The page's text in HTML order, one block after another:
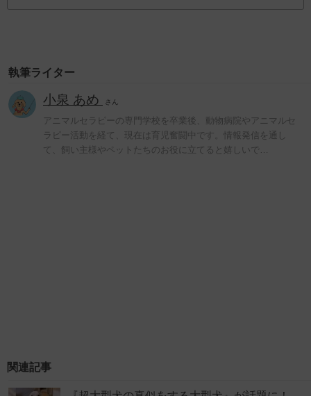
執筆ライター
小泉 あめ さん
アニマルセラピーの専門学校を卒業後、動物病院やアニマルセ
ラピー活動を経て、現在は育児奮闘中です。情報発信を通し
て、飼い主様やペットたちのお役に立てると嬉しいで…
関連記事